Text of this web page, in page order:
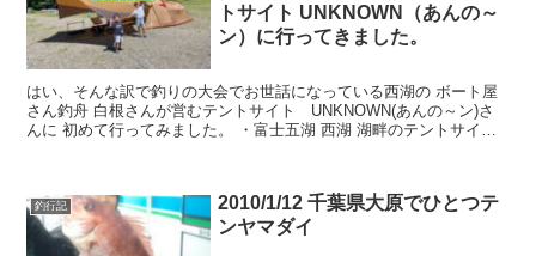
トサイト UNKNOWN（あんの～
ン）に行ってきました。
はい、そんな訳で釣りの大会でお世話になっている西湖の ボート屋
さん釣舟 白根さんが営むテントサイト UNKNOWN(あんの～ン)さ
んに 初めて行ってみました。 ・富士五湖 西湖 湖畔のテントサイト
釣行記
2010/1/12 千葉県大原でひとつテ
ンヤマダイ